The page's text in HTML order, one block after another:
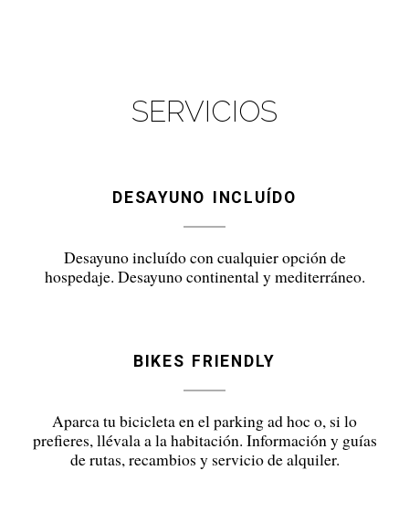
SERVICIOS
DESAYUNO INCLUÍDO
Desayuno incluído con cualquier opción de
hospedaje. Desayuno continental y mediterráneo.
BIKES FRIENDLY
Aparca tu bicicleta en el parking ad hoc o, si lo
prefieres, llévala a la habitación. Información y guías
de rutas, recambios y servicio de alquiler.